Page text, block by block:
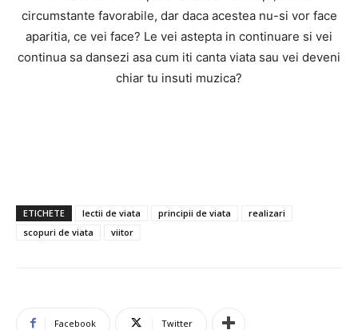
circumstante favorabile, dar daca acestea nu-si vor face
aparitia, ce vei face? Le vei astepta in continuare si vei
continua sa dansezi asa cum iti canta viata sau vei deveni
chiar tu insuti muzica?
ETICHETE lectii de viata principii de viata
realizari
scopuri de viata
viitor
Facebook Twitter